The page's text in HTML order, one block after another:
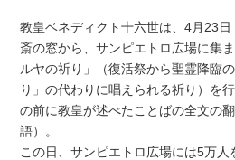
教皇ベネディクト十六世は、4月23
斎の窓から、サンピエトロ広場に集
ルヤの祈り」（復活祭から聖霊降臨
り」の代わりに唱えられる祈り）を
の前に教皇が述べたことばの全文の
語）。
この日、サンピエトロ広場には5万人